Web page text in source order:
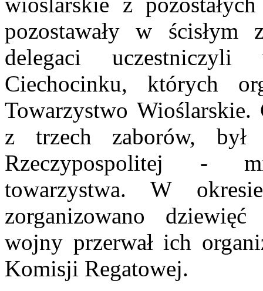
pozostawały w
delegaci
Ciechocinku, których
Towarzystwo Wioślarskie.
z trzech zaborów,
Rzeczypospolitej -
towarzystwa. W
zorganizowano
wojny przerwał ich
Komisji Regatowej.